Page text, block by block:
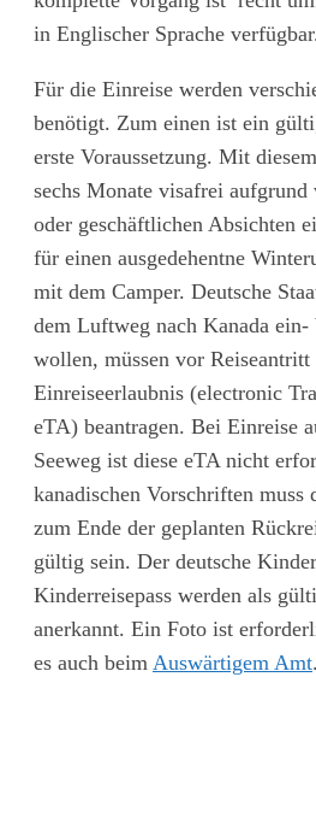
in Englischer Sprache
Für die Einreise werden
benötigt. Zum einen ist ein
erste Voraussetzung. Mit
sechs Monate visafrei
oder geschäftlichen Absichten
für einen ausgedehentne
mit dem Camper. Deutsche
dem Luftweg nach Kanada ein-
wollen, müssen vor
Einreiseerlaubnis (electronic
eTA) beantragen. Bei Einreise
Seeweg ist diese eTA nicht
kanadischen Vorschriften muss
zum Ende der geplanten
gültig sein. Der deutsche
Kinderreisepass werden als
anerkannt. Ein Foto ist
es auch beim Auswärtigem Amt.